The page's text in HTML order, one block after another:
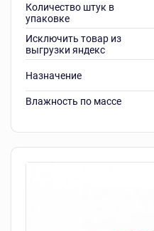
Количество штук в
упаковке
Исключить товар из
выгрузки яндекс
Назначение
Влажность по массе